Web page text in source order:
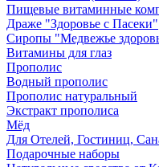
Пищевые витаминные
Драже "Здоровье с Пасеки"
Сиропы "Медвежье
Витамины для глаз
Прополис
Водный прополис
Прополис натуральный
Экстракт прополиса
Мёд
Для Отелей, Гостиниц,
Подарочные наборы